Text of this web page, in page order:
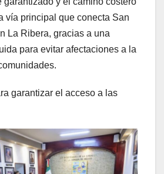
vía principal que conecta San
La Ribera, gracias a una
para evitar afectaciones a la
garantizar el acceso a las